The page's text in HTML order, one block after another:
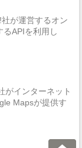
が運営するオン
APIを利用し
がインターネット
Mapsが提供す